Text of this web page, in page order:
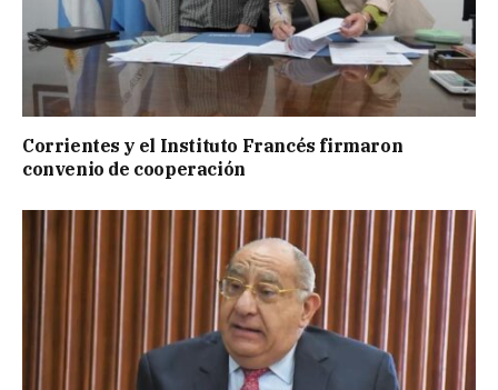
Corrientes y el Instituto Francés firmaron
convenio de cooperación